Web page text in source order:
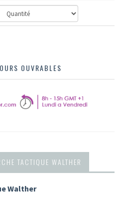
OUVRABLES
TACTIQUE WALTHER
Walther